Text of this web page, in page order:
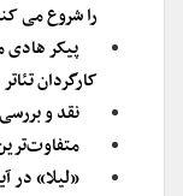
را شروع می
پیکر هادی
کارگردان
نقد و
«لیلا» در